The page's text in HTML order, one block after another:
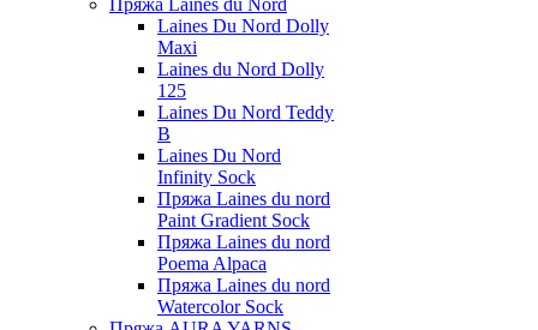
Пряжа Laines du Nord
Laines Du Nord Dolly
Maxi
Laines du Nord Dolly
125
Laines Du Nord Teddy
B
Laines Du Nord
Infinity Sock
Пряжа Laines du nord
Paint Gradient Sock
Пряжа Laines du nord
Poema Alpaca
Пряжа Laines du nord
Watercolor Sock